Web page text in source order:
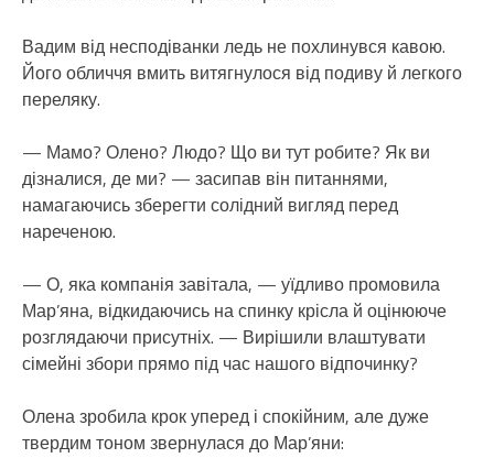
Вадим від несподіванки ледь не похлинувся кавою.
Його обличчя вмить витягнулося від подиву й легкого
переляку.
— Мамо? Олено? Людо? Що ви тут робите? Як ви
дізналися, де ми? — засипав він питаннями,
намагаючись зберегти солідний вигляд перед
нареченою.
— О, яка компанія завітала, — уїдливо промовила
Мар’яна, відкидаючись на спинку крісла й оцінююче
розглядаючи присутніх. — Вирішили влаштувати
сімейні збори прямо під час нашого відпочинку?
Олена зробила крок уперед і спокійним, але дуже
твердим тоном звернулася до Мар’яни: